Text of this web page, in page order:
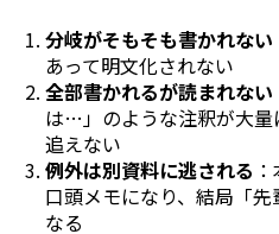
分岐がそもそも書かれない
あって明文化されない
全部書かれるが読まれない
は…」のような注釈が大量
追えない
例外は別資料に逃される
口頭メモになり、結局「
なる